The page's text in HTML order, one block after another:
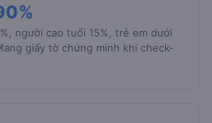
người cao tuổi 15%, trẻ em dưới
giấy tờ chứng minh khi check-